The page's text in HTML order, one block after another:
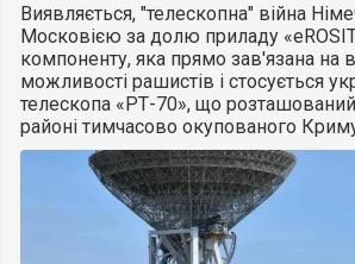
Виявляється, "телескопна" війна
Московією за долю приладу
компоненту, яка прямо зав'язана на
можливості рашистів і стосується
телескопа «РТ-70», що
районі тимчасово окупованого